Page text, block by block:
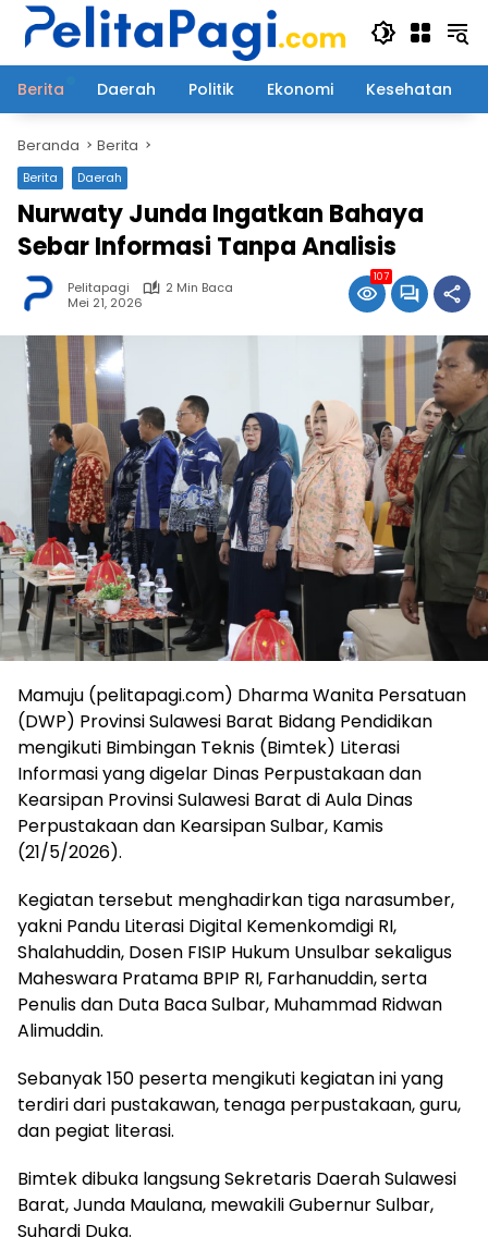
Langsung
Berita
Daerah Politik Ekonomi Kesehatan
Beranda Berita
Berita Daerah
Nurwaty Junda Ingatkan Bahaya
Sebar Informasi Tanpa Analisis
Pelitapagi
2 Min Baca
Mei 21, 2026
107
Mamuju (pelitapagi.com) Dharma Wanita Persatuan
(DWP) Provinsi Sulawesi Barat Bidang Pendidikan
mengikuti Bimbingan Teknis (Bimtek) Literasi
Informasi yang digelar Dinas Perpustakaan dan
Kearsipan Provinsi Sulawesi Barat di Aula Dinas
Perpustakaan dan Kearsipan Sulbar, Kamis
(21/5/2026).
Kegiatan tersebut menghadirkan tiga narasumber,
yakni Pandu Literasi Digital Kemenkomdigi RI,
Shalahuddin, Dosen FISIP Hukum Unsulbar sekaligus
Maheswara Pratama BPIP RI, Farhanuddin, serta
Penulis dan Duta Baca Sulbar, Muhammad Ridwan
Alimuddin.
Sebanyak 150 peserta mengikuti kegiatan ini yang
terdiri dari pustakawan, tenaga perpustakaan, guru,
dan pegiat literasi.
Bimtek dibuka langsung Sekretaris Daerah Sulawesi
Barat, Junda Maulana, mewakili Gubernur Sulbar,
Suhardi Duka.